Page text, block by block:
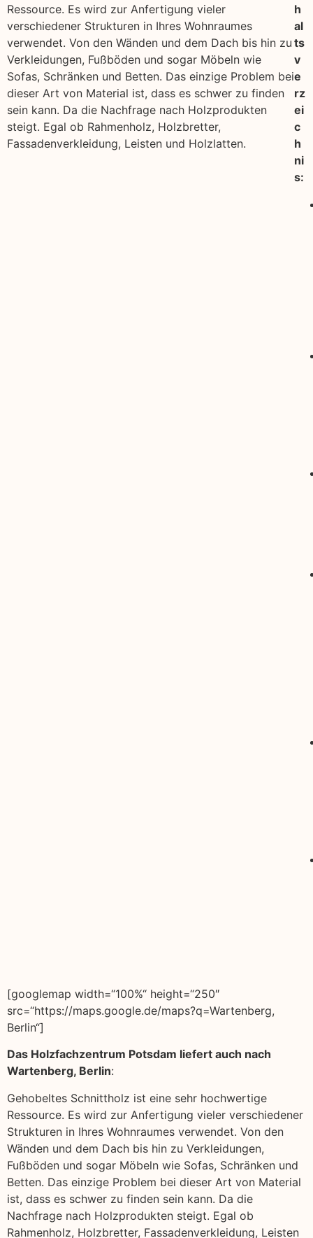
Ressource. Es wird zur Anfertigung vieler
verschiedener Strukturen in Ihres Wohnraumes
verwendet. Von den Wänden und dem Dach bis hin zu
Verkleidungen, Fußböden und sogar Möbeln wie
Sofas, Schränken und Betten. Das einzige Problem bei
dieser Art von Material ist, dass es schwer zu finden
sein kann. Da die Nachfrage nach Holzprodukten
steigt. Egal ob Rahmenholz, Holzbretter,
Fassadenverkleidung, Leisten und Holzlatten.
h
al
ts
v
e
rz
ei
c
h
ni
s:
[googlemap width=“100%“ height=“250″
src=“https://maps.google.de/maps?q=Wartenberg,
Berlin“]
Das Holzfachzentrum Potsdam liefert auch nach
Wartenberg, Berlin:
Gehobeltes Schnittholz ist eine sehr hochwertige
Ressource. Es wird zur Anfertigung vieler verschiedener
Strukturen in Ihres Wohnraumes verwendet. Von den
Wänden und dem Dach bis hin zu Verkleidungen,
Fußböden und sogar Möbeln wie Sofas, Schränken und
Betten. Das einzige Problem bei dieser Art von Material
ist, dass es schwer zu finden sein kann. Da die
Nachfrage nach Holzprodukten steigt. Egal ob
Rahmenholz, Holzbretter, Fassadenverkleidung, Leisten